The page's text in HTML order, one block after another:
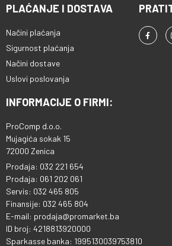
PLAĆANJE I DOSTAVA
Načini plaćanja
Sigurnost plaćanja
Načini dostave
Uslovi poslovanja
INFORMACIJE O FIRMI:
ProComp d.o.o.
Mujagića sokak 15
72000 Zenica
Prodaja: 032 221 654
Prodaja: 061 202 061
Servis: 032 465 805
Finansije: 032 465 804
E-mail: prodaja@promarket.ba
ID broj: 4218813920000
Sparkasse banka: 1995130039753810